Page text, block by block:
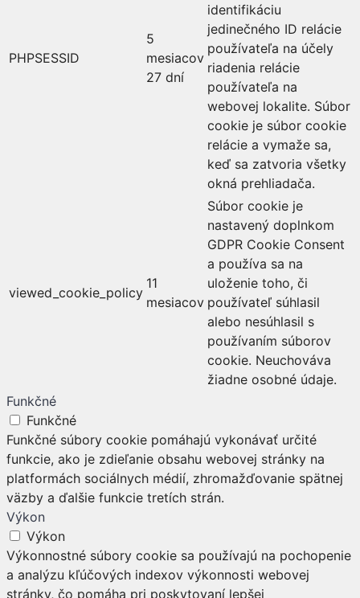
PHPSESSID
5
mesiacov
27 dní
identifikáciu
jedinečného ID relácie
používateľa na účely
riadenia relácie
používateľa na
webovej lokalite. Súbor
cookie je súbor cookie
relácie a vymaže sa,
keď sa zatvoria všetky
okná prehliadača.
viewed_cookie_policy
11
mesiacov
Súbor cookie je
nastavený doplnkom
GDPR Cookie Consent
a používa sa na
uloženie toho, či
používateľ súhlasil
alebo nesúhlasil s
používaním súborov
cookie. Neuchováva
žiadne osobné údaje.
Funkčné
Funkčné
Funkčné súbory cookie pomáhajú vykonávať určité
funkcie, ako je zdieľanie obsahu webovej stránky na
platformách sociálnych médií, zhromažďovanie spätnej
väzby a ďalšie funkcie tretích strán.
Výkon
Výkon
Výkonnostné súbory cookie sa používajú na pochopenie
a analýzu kľúčových indexov výkonnosti webovej
stránky, čo pomáha pri poskytovaní lepšej